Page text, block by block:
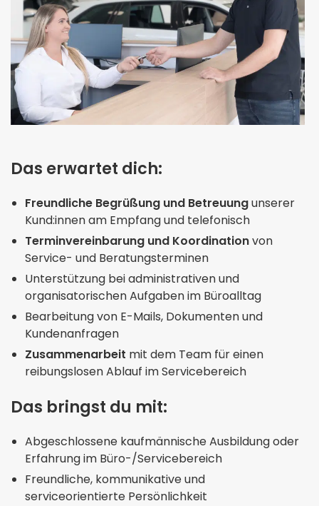
Das erwartet dich:
Freundliche Begrüßung und Betreuungunserer
Kund:innen am Empfang und telefonisch
Terminvereinbarung und Koordinationvon
Service- und Beratungsterminen
Unterstützung bei administrativen und
organisatorischen Aufgaben im Büroalltag
Bearbeitung von E-Mails, Dokumenten und
Kundenanfragen
Zusammenarbeit mit dem Team für einen
reibungslosen Ablauf im Servicebereich
Das bringst du mit:
Abgeschlossene kaufmännische Ausbildung oder
Erfahrung im Büro-/Servicebereich
Freundliche, kommunikative und
serviceorientierte Persönlichkeit